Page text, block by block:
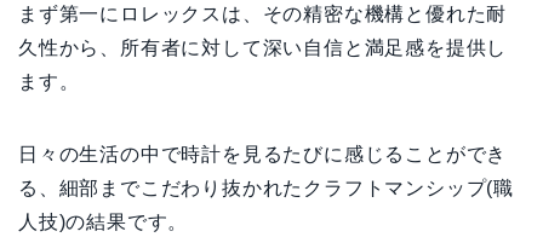
まず第一にロレックスは、その精密な機構と優れた耐
久性から、所有者に対して深い自信と満足感を提供し
ます。
日々の生活の中で時計を見るたびに感じることができ
る、細部までこだわり抜かれたクラフトマンシップ(職
人技)の結果です。